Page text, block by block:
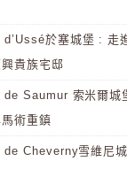
於塞城堡 : 走
貴族宅邸
Saumur 索米爾城
術重鎮
Cheverny雪維尼